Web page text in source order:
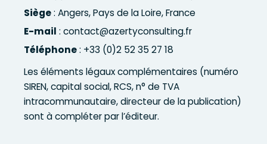
Siège: Angers,Pays de la Loire,France
E-mail : contact@azertyconsulting.fr
Téléphone: +33 (0)2 52 35 27 18
Les éléments légaux complémentaires (numéro
SIREN, capital social, RCS, n° de TVA
intracommunautaire, directeur de la publication)
sont à compléter par l’éditeur.